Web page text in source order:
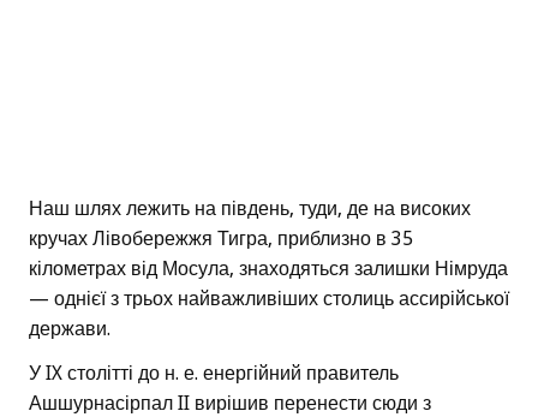
Наш шлях лежить на південь, туди, де на високих
кручах Лівобережжя Тигра, приблизно в 35
кілометрах від Мосула, знаходяться залишки Німруда
— однієї з трьох найважливіших столиць ассирійської
держави.
У IX столітті до н. е. енергійний правитель
Ашшурнасірпал II вирішив перенести сюди з